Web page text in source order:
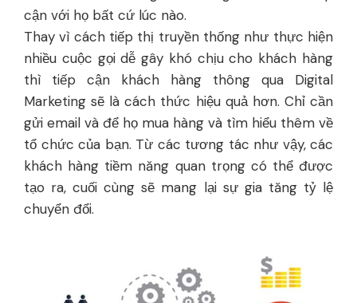
cận với họ bất cứ lúc nào.
Thay vì cách tiếp thị truyền thống như thực hiện
nhiều cuộc gọi dễ gây khó chịu cho khách hàng
thì tiếp cận khách hàng thông qua Digital
Marketing sẽ là cách thức hiệu quả hơn. Chỉ cần
gửi email và để họ mua hàng và tìm hiểu thêm về
tổ chức của bạn. Từ các tương tác như vậy, các
khách hàng tiềm năng quan trọng có thể được
tạo ra, cuối cùng sẽ mang lại sự gia tăng tỷ lệ
chuyển đổi.